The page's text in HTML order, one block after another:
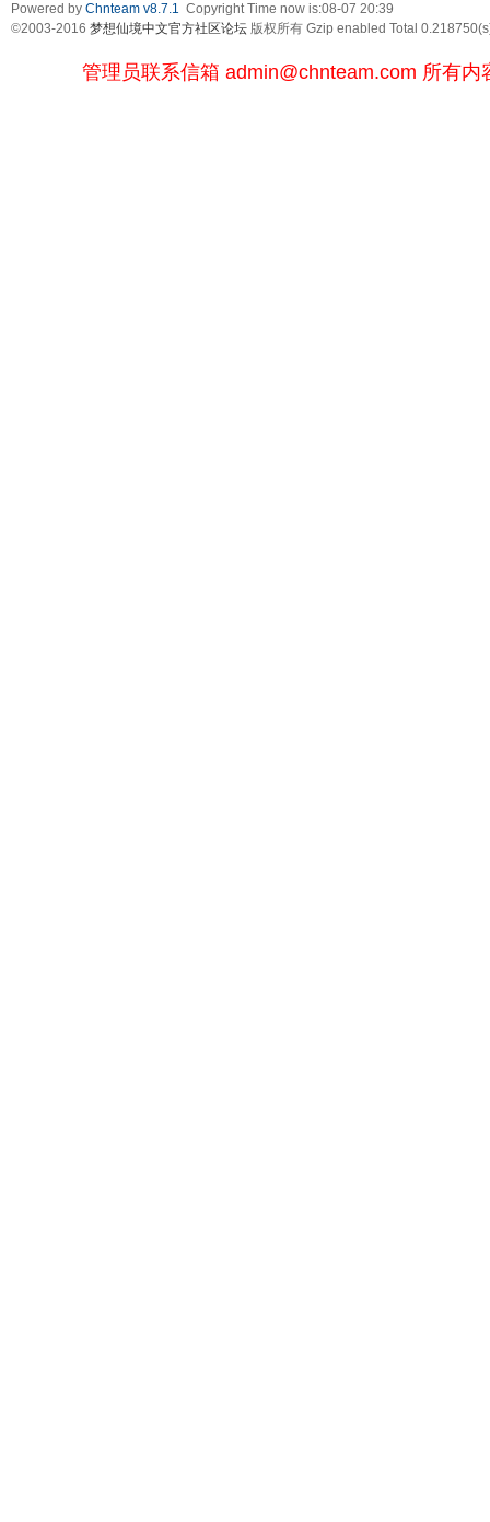
Powered by Chnteam v8.7.1 Copyright Time now is:08-07 20:39
©2003-2016 梦想仙境中文官方社区论坛 版权所有 Gzip enabled Total
管理员联系信箱 admin@chnteam.com 所有内